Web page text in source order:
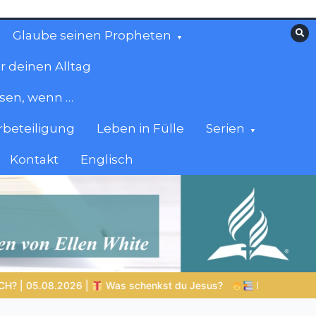
Glaube seinen Propheten
deinen Alltag
wenn …
Leben in Fülle Serien
Kontakt Englisch
du Jesus? Bibelgeschichten zum Staunen | 05.08.2026